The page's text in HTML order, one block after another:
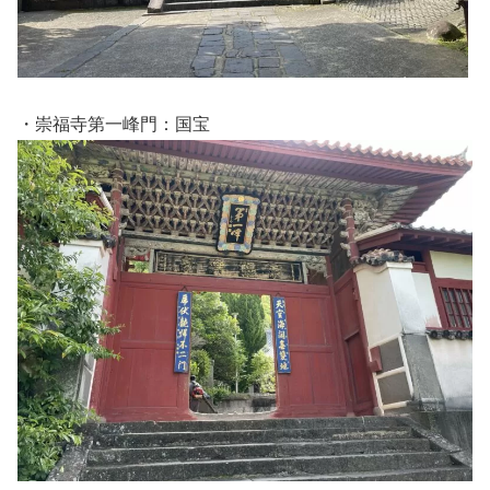
・崇福寺第一峰門：国宝